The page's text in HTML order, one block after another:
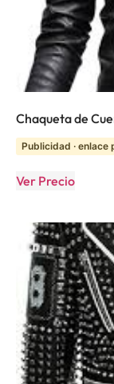
Chaqueta de
Publicidad · enlace
Ver Precio